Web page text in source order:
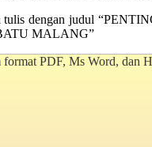
tulis dengan judul
MALANG”
format PDF, Ms Word, dan